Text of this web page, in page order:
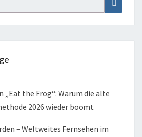
„Eat the Frog“: Warum die alte
2026 wieder boomt
– Weltweites Fernsehen im